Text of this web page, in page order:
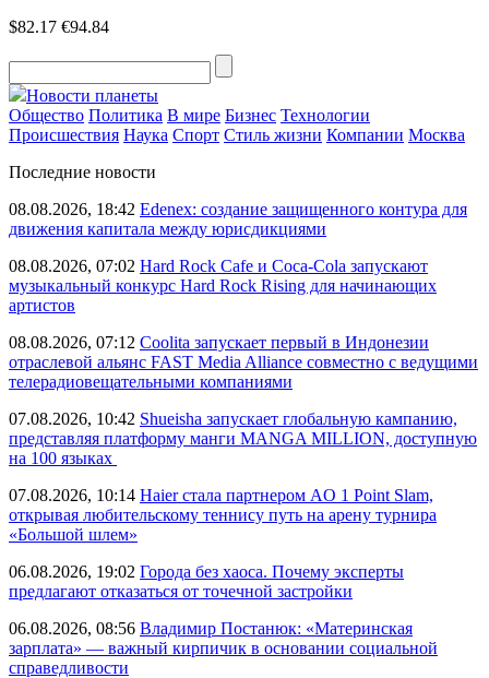
$82.17 €94.84
Новости планеты
Общество Политика В мире Бизнес Технологии
Происшествия Наука Спорт Стиль жизни Компании Москва
Последние новости
08.08.2026, 18:42 Edenex: создание защищенного контура для
движения капитала между юрисдикциями
08.08.2026, 07:02 Hard Rock Cafe и Coca-Cola запускают
музыкальный конкурс Hard Rock Rising для начинающих
артистов
08.08.2026, 07:12 Coolita запускает первый в Индонезии
отраслевой альянс FAST Media Alliance совместно с ведущими
телерадиовещательными компаниями
07.08.2026, 10:42 Shueisha запускает глобальную кампанию,
представляя платформу манги MANGA MILLION, доступную
на 100 языках
07.08.2026, 10:14 Haier стала партнером AO 1 Point Slam,
открывая любительскому теннису путь на арену турнира
«Большой шлем»
06.08.2026, 19:02 Города без хаоса. Почему эксперты
предлагают отказаться от точечной застройки
06.08.2026, 08:56 Владимир Постанюк: «Материнская
зарплата» — важный кирпичик в основании социальной
справедливости